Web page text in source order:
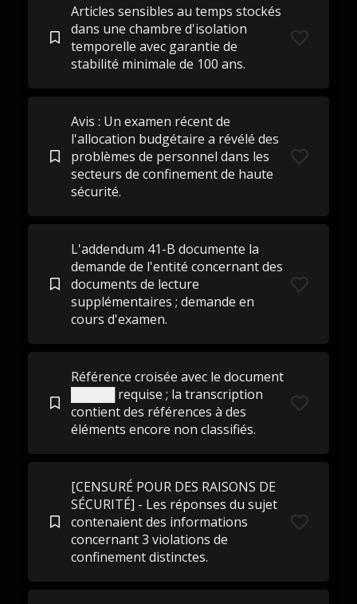
Articles sensibles au temps stockés
dans une chambre d'isolation
temporelle avec garantie de
stabilité minimale de 100 ans.
Avis : Un examen récent de
l'allocation budgétaire a révélé des
problèmes de personnel dans les
secteurs de confinement de haute
sécurité.
L'addendum 41-B documente la
demande de l'entité concernant des
documents de lecture
supplémentaires ; demande en
cours d'examen.
Référence croisée avec le document
█████ requise ; la transcription
contient des références à des
éléments encore non classifiés.
[CENSURÉ POUR DES RAISONS DE
SÉCURITÉ] - Les réponses du sujet
contenaient des informations
concernant 3 violations de
confinement distinctes.